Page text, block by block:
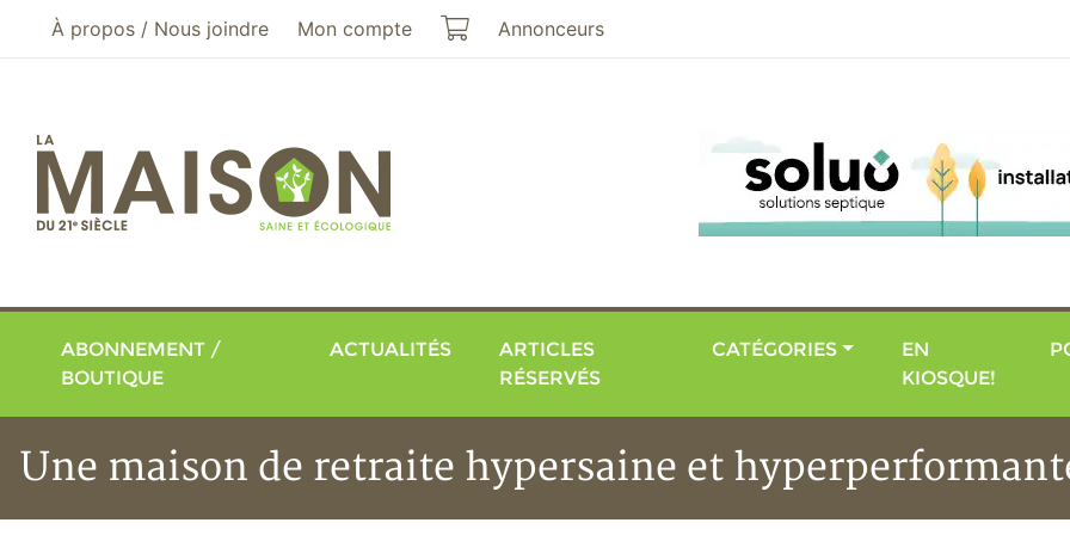
Aller au menu principal
Aller au contenu principal
À propos / Nous joindre Mon compte Mon panier
Annonceurs
ABONNEMENT /
BOUTIQUE
ACTUALITÉS
ARTICLES
RÉSERVÉS
CATÉGORIES
EN
KIOSQUE!
Une maison de retraite hypersaine et